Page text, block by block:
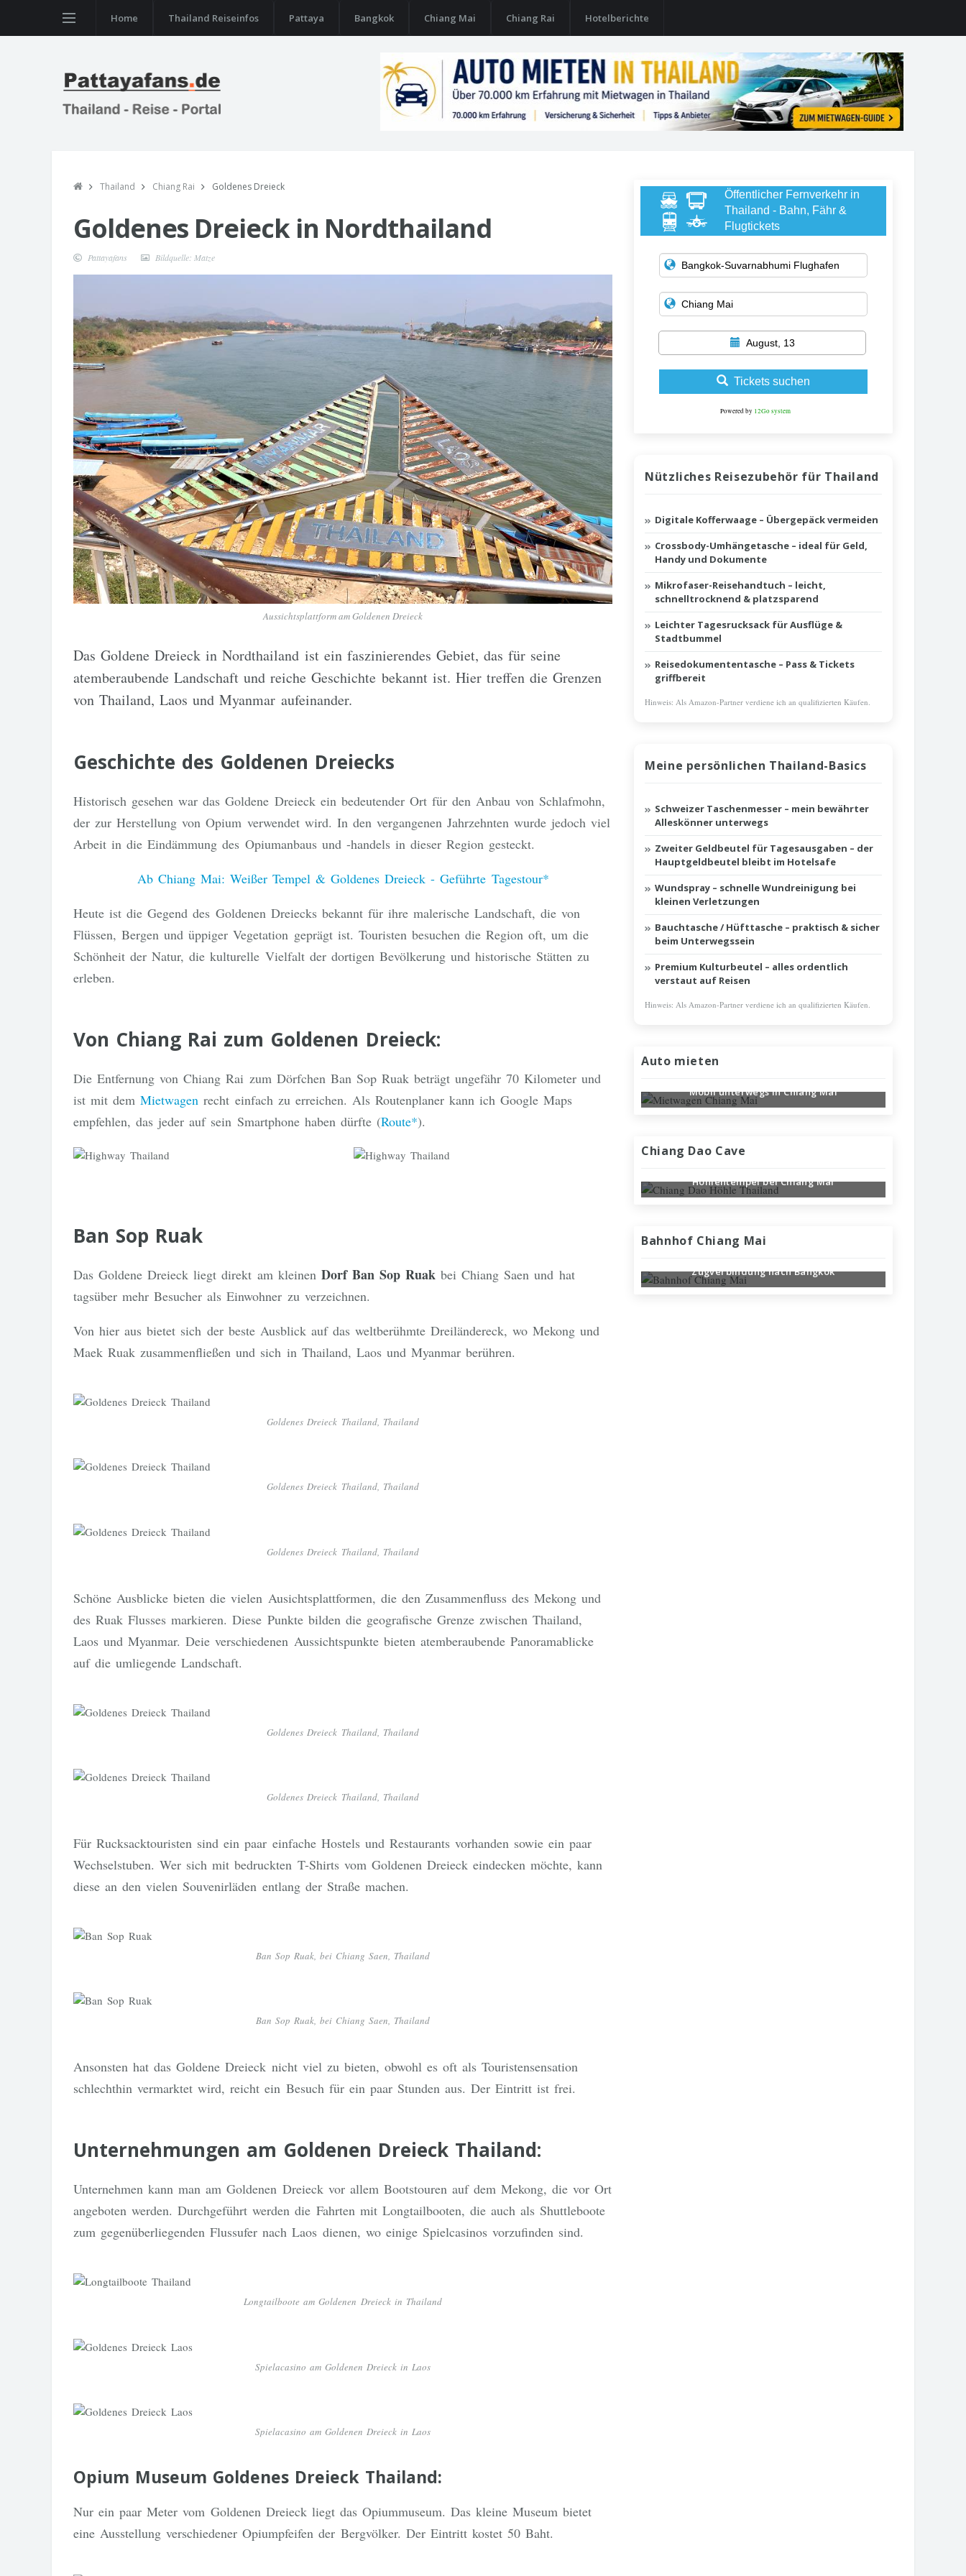
Home Thailand Reiseinfos Pattaya Bangkok Chiang Mai Chiang Rai Hotelberichte
Thailand Chiang Rai Goldenes Dreieck
Goldenes Dreieck in Nordthailand
Pattayafans Bildquelle: Matze
Aussichtsplattform am Goldenen Dreieck
Das Goldene Dreieck in Nordthailand ist ein faszinierendes Gebiet, das für seine
atemberaubende Landschaft und reiche Geschichte bekannt ist. Hier treffen die Grenzen
von Thailand, Laos und Myanmar aufeinander.
Geschichte des Goldenen Dreiecks
Historisch gesehen war das Goldene Dreieck ein bedeutender Ort für den Anbau von Schlafmohn,
der zur Herstellung von Opium verwendet wird. In den vergangenen Jahrzehnten wurde jedoch viel
Arbeit in die Eindämmung des Opiumanbaus und -handels in dieser Region gesteckt.
Ab Chiang Mai: Weißer Tempel & Goldenes Dreieck - Geführte Tagestour*
Heute ist die Gegend des Goldenen Dreiecks bekannt für ihre malerische Landschaft, die von
Flüssen, Bergen und üppiger Vegetation geprägt ist. Touristen besuchen die Region oft, um die
Schönheit der Natur, die kulturelle Vielfalt der dortigen Bevölkerung und historische Stätten zu
erleben.
Von Chiang Rai zum Goldenen Dreieck:
Die Entfernung von Chiang Rai zum Dörfchen Ban Sop Ruak beträgt ungefähr 70 Kilometer und
ist mit demMietwagen recht einfach zu erreichen. Als Routenplaner kann ich Google Maps
empfehlen, das jeder auf sein Smartphone haben dürfte (Route*).
Ban Sop Ruak
Das Goldene Dreieck liegt direkt am kleinen Dorf Ban Sop Ruak bei Chiang Saen und hat
tagsüber mehr Besucher als Einwohner zu verzeichnen.
Von hier aus bietet sich der beste Ausblick auf das weltberühmte Dreiländereck, wo Mekong und
Maek Ruak zusammenfließen und sich in Thailand, Laos und Myanmar berühren.
Goldenes Dreieck Thailand, Thailand
Goldenes Dreieck Thailand, Thailand
Goldenes Dreieck Thailand, Thailand
Schöne Ausblicke bieten die vielen Ausichtsplattformen, die den Zusammenfluss des Mekong und
des Ruak Flusses markieren. Diese Punkte bilden die geografische Grenze zwischen Thailand,
Laos und Myanmar. Deie verschiedenen Aussichtspunkte bieten atemberaubende Panoramablicke
auf die umliegende Landschaft.
Goldenes Dreieck Thailand, Thailand
Goldenes Dreieck Thailand, Thailand
Für Rucksacktouristen sind ein paar einfache Hostels und Restaurants vorhanden sowie ein paar
Wechselstuben. Wer sich mit bedruckten T-Shirts vom Goldenen Dreieck eindecken möchte, kann
diese an den vielen Souvenirläden entlang der Straße machen.
Ban Sop Ruak, bei Chiang Saen, Thailand
Ban Sop Ruak, bei Chiang Saen, Thailand
Ansonsten hat das Goldene Dreieck nicht viel zu bieten, obwohl es oft als Touristensensation
schlechthin vermarktet wird, reicht ein Besuch für ein paar Stunden aus. Der Eintritt ist frei.
Unternehmungen am Goldenen Dreieck Thailand:
Unternehmen kann man am Goldenen Dreieck vor allem Bootstouren auf dem Mekong, die vor Ort
angeboten werden. Durchgeführt werden die Fahrten mit Longtailbooten, die auch als Shuttleboote
zum gegenüberliegenden Flussufer nach Laos dienen, wo einige Spielcasinos vorzufinden sind.
Longtailboote am Goldenen Dreieck in Thailand
Spielacasino am Goldenen Dreieck in Laos
Spielacasino am Goldenen Dreieck in Laos
Opium Museum Goldenes Dreieck Thailand:
Nur ein paar Meter vom Goldenen Dreieck liegt das Opiummuseum. Das kleine Museum bietet
eine Ausstellung verschiedener Opiumpfeifen der Bergvölker. Der Eintritt kostet 50 Baht.
Öffentlicher Fernverkehr in
Thailand - Bahn, Fähr &
Flugtickets
August, 13
Tickets suchen
Powered by 12Go system
Nützliches Reisezubehör für Thailand
Digitale Kofferwaage – Übergepäck vermeiden
Crossbody-Umhängetasche – ideal für Geld,
Handy und Dokumente
Mikrofaser-Reisehandtuch – leicht,
schnelltrocknend & platzsparend
Leichter Tagesrucksack für Ausflüge &
Stadtbummel
Reisedokumententasche – Pass & Tickets
griffbereit
Hinweis: Als Amazon-Partner verdiene ich an qualifizierten Käufen.
Meine persönlichen Thailand-Basics
Schweizer Taschenmesser – mein bewährter
Alleskönner unterwegs
Zweiter Geldbeutel für Tagesausgaben – der
Hauptgeldbeutel bleibt im Hotelsafe
Wundspray – schnelle Wundreinigung bei
kleinen Verletzungen
Bauchtasche / Hüfttasche – praktisch & sicher
beim Unterwegssein
Premium Kulturbeutel – alles ordentlich
verstaut auf Reisen
Hinweis: Als Amazon-Partner verdiene ich an qualifizierten Käufen.
Auto mieten
Mobil unterwegs in Chiang Mai
Chiang Dao Cave
Höhlentempel bei Chiang Mai
Bahnhof Chiang Mai
Zugverbindung nach Bangkok